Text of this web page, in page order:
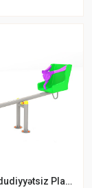
Fiziki Məhdudiyyətsiz Plastik Oturacaqlı Tahterevalli